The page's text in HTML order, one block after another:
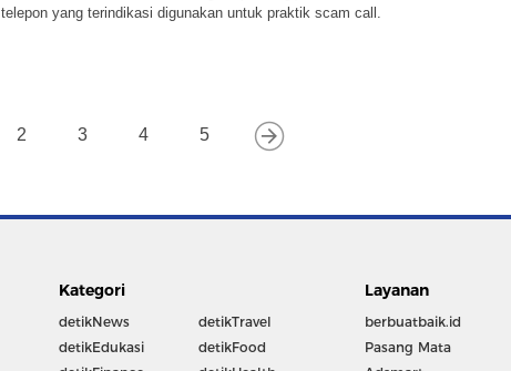
telepon yang terindikasi digunakan untuk praktik scam call.
2 3 4 5
Kategori
detikNews
detikEdukasi
detikTravel
detikFood
Layanan
berbuatbaik.id
Pasang Mata